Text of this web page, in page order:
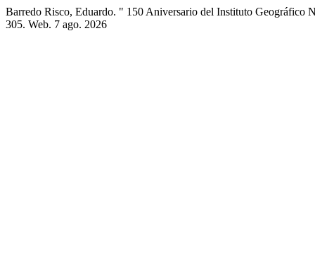
Barredo Risco, Eduardo. " 150 Aniversario del Instituto Geográfico
305. Web. 7 ago. 2026